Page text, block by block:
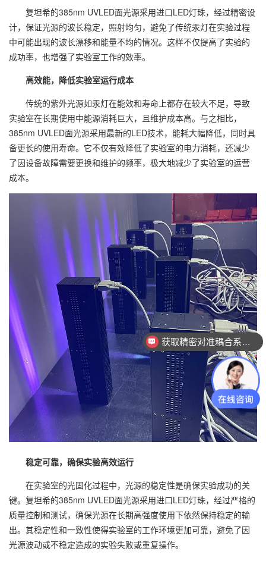
复坦希的385nm UVLED面光源采用进口LED灯珠，经过精密设
计，保证光源的波长稳定，照射均匀，避免了传统汞灯在实验过程
中可能出现的波长漂移和能量不均的情况。这样不仅提高了实验的
成功率，也增强了实验室工作的效率。
高效能，降低实验室运行成本
传统的紫外光源如汞灯在能效和寿命上都存在较大不足，导致
实验室在长期使用中能源消耗巨大，且维护成本高。与之相比，
385nm UVLED面光源采用最新的LED技术，能耗大幅降低，同时具
备更长的使用寿命。它不仅有效降低了实验室的电力消耗，还减少
了因设备故障需要更换和维护的频率，极大地减少了实验室的运营
成本。
稳定可靠，确保实验高效运行
在实验室的光固化过程中，光源的稳定性是确保实验成功的关
键。复坦希的385nm UVLED面光源采用进口LED灯珠，经过严格的
质量控制和测试，确保光源在长期高强度使用下依然保持稳定的输
出。其稳定性和一致性使得实验室的工作环境更加可靠，避免了因
光源波动或不稳定造成的实验失败或重复操作。
获取精密对准耦合系统技术方案